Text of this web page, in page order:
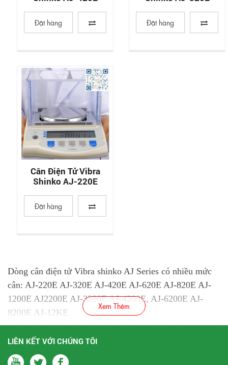
Đặt hàng Đặt hàng
Cân Điện Tử Vibra
Shinko AJ-220E
Đặt hàng
Dòng cân điện tử Vibra shinko AJ Series có nhiều mức
cân: AJ-220E AJ-320E AJ-420E AJ-620E AJ-820E AJ-
1200E AJ2200E AJ-3200E AJ-4200E, AJ-6200E AJ-
8200E AJ-12KE
Thông số kỹ thuật chung:
Phạm vi Tare
Xem Thêm
LIÊN KẾT VỚI CHÚNG TÔI